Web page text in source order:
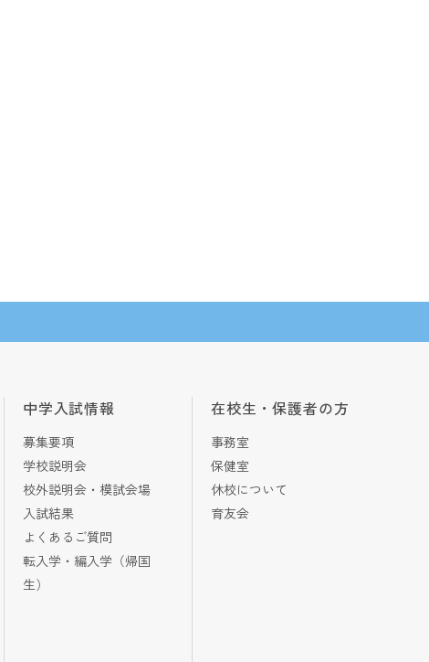
中学入試情報
募集要項
学校説明会
校外説明会・模試会場
入試結果
よくあるご質問
転入学・編入学（帰国
生）
在校生・保護者の方
事務室
保健室
休校について
育友会